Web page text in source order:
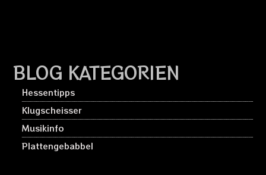
BLOG KATEGORIEN
Hessentipps
Klugscheisser
Musikinfo
Plattengebabbel